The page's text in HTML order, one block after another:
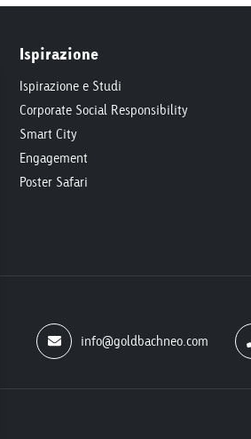
Ispirazione
Ispirazione e Studi
Corporate Social Responsibility
Smart City
Engagement
Poster Safari
info@goldbachneo.com